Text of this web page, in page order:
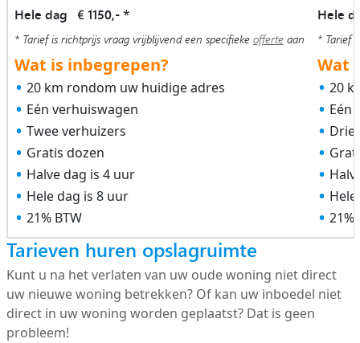
Hele dag € 1150,-*
* Tarief is richtprijs vraag vrijblijvend een specifieke offerteaan
Wat is inbegrepen?
20 km rondom uw huidige adres
Eén verhuiswagen
Twee verhuizers
Gratis dozen
Halve dag is 4 uur
Hele dag is 8 uur
21% BTW
Hele
* Tarief
Wat
20
Eén
Drie
21%
Tarieven huren opslagruimte
Kunt u na het verlaten van uw oude woning niet direct
uw nieuwe woning betrekken? Of kan uw inboedel niet
direct in uw woning worden geplaatst? Dat is geen
probleem!